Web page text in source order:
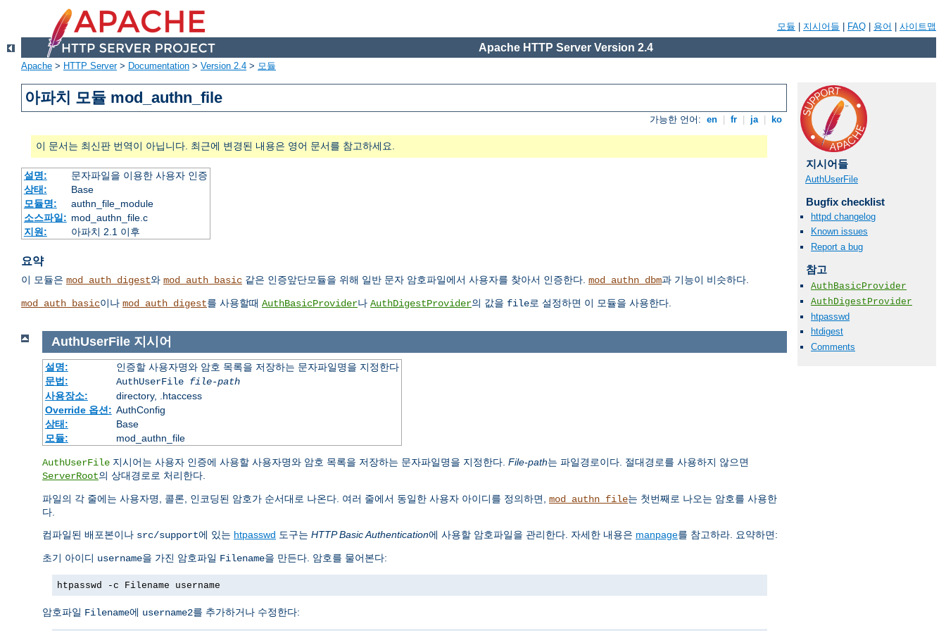
모듈 지시어들 FAQ 용어 사이트맵
Apache HTTP Server Version 2.4
Apache > HTTP Server> Documentation > Version 2.4 > 모듈
아파치 모듈 mod_authn_file
가능한 언어: en fr ja ko
이 문서는 최신판 번역이 아닙니다. 최근에 변경된 내용은 영어 문서를 참고하세요.
설명:
문자파일을 이용한 사용자 인증
상태:
Base
모듈명:
authn_file_module
소스파일: mod_authn_file.c
지원:
아파치 2.1 이후
요약
이 모듈은 mod_auth_digest와 mod_auth_basic 같은 인증앞단모듈을 위해 일반 문자 암호파일에서 사용자를 찾아서 인증한다. mod_authn_dbm과 기능이 비슷하다.
mod_auth_basic이나 mod_auth_digest를 사용할때 AuthBasicProvider나 AuthDigestProvider의 값을 file로 설정하면 이 모듈을 사용한다.
지시어들
AuthUserFile
Bugfix checklist
httpd changelog
Known issues
Report a bug
참고
AuthBasicProvider
AuthDigestProvider
htpasswd
htdigest
Comments
AuthUserFile 지시어
설명:
인증할 사용자명와 암호 목록을 저장하는 문자파일명을 지정한다
문법:
AuthUserFile file-path
사용장소:
directory, .htaccess
Override 옵션: AuthConfig
상태:
Base
모듈:
mod_authn_file
AuthUserFile 지시어는 사용자 인증에 사용할 사용자명와 암호 목록을 저장하는 문자파일명을 지정한다. File-path는 파일경로이다. 절대경로를 사용하지 않으면
ServerRoot의 상대경로로 처리한다.
파일의 각 줄에는 사용자명, 콜론, 인코딩된 암호가 순서대로 나온다. 여러 줄에서 동일한 사용자 아이디를 정의하면, mod_authn_file는 첫번째로 나오는 암호를 사용한
다.
컴파일된 배포본이나 src/support에 있는 htpasswd 도구는 HTTP Basic Authentication에 사용할 암호파일을 관리한다. 자세한 내용은 manpage를 참고하라. 요약하면:
초기 아이디 username을 가진 암호파일 Filename을 만든다. 암호를 물어본다:
htpasswd -c Filename username
암호파일 Filename에 username2를 추가하거나 수정한다: